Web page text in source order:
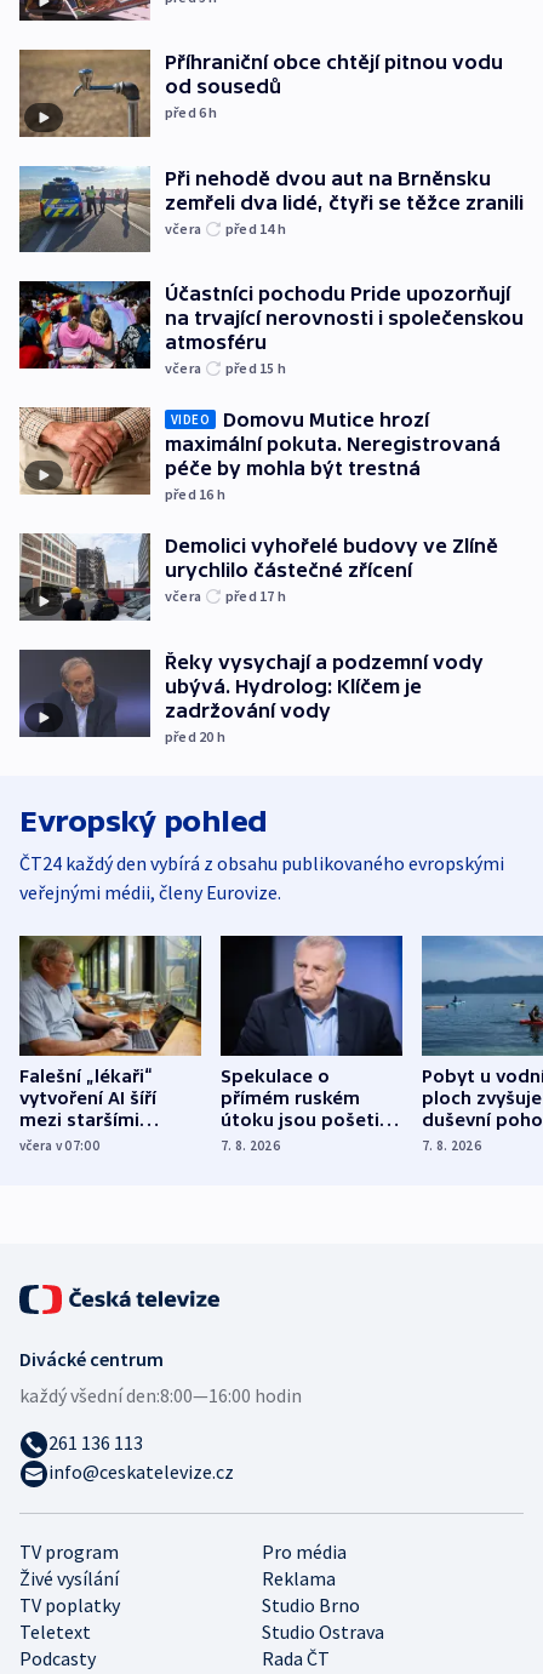
Příhraniční obce chtějí pitnou vodu
od sousedů
před 6h
Při nehodě dvou aut na Brněnsku
zemřeli dva lidé, čtyři se těžce zranili
včera před 14h
Účastníci pochodu Pride upozorňují
na trvající nerovnosti i společenskou
atmosféru
včera před 15 h
VIDEO
Domovu Mutice hrozí
maximální pokuta. Neregistrovaná
péče by mohla být trestná
před 16 h
Demolici vyhořelé budovy ve Zlíně
urychlilo částečné zřícení
včera před 17 h
Řeky vysychají a podzemní vody
ubývá. Hydrolog: Klíčem je
zadržování vody
před 20 h
Evropský pohled
ČT24 každý den vybírá z obsahu publikovaného evropskými
veřejnými médii, členy Eurovize.
Falešní „lékaři“
vytvoření AI šíří
mezi staršími
Poláky nebezpečné
včera v 07:00
Spekulace o
přímém ruském
útoku jsou pošetilé,
míní estonský
7. 8. 2026
Pobyt u
ploch zvyšuje
duševní
ukázala
7. 8. 2026
TV program
Pro média
Živé vysílání
Reklama
TV poplatky
Studio Brno
Teletext
Studio Ostrava
Podcasty
Rada ČT
Divácké centrum
každý všední den:8:00—16:00 hodin
261 136 113
info@ceskatelevize.cz